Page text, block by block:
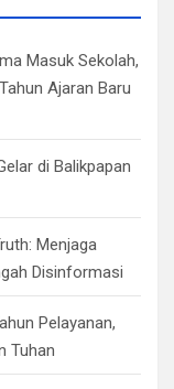
Masuk Sekolah,
Ajaran Baru
di Balikpapan
Menjaga
Disinformasi
Pelayanan,
Tuhan